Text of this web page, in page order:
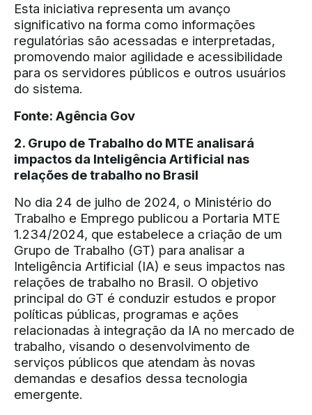
Esta iniciativa representa um avanço
significativo na forma como informações
regulatórias são acessadas e interpretadas,
promovendo maior agilidade e acessibilidade
para os servidores públicos e outros usuários
do sistema.
Fonte: Agência Gov
2. Grupo de Trabalho do MTE analisará
impactos da Inteligência Artificial nas
relações de trabalho no Brasil
No dia 24 de julho de 2024, o Ministério do
Trabalho e Emprego publicou a Portaria MTE
1.234/2024, que estabelece a criação de um
Grupo de Trabalho (GT) para analisar a
Inteligência Artificial (IA) e seus impactos nas
relações de trabalho no Brasil. O objetivo
principal do GT é conduzir estudos e propor
políticas públicas, programas e ações
relacionadas à integração da IA no mercado de
trabalho, visando o desenvolvimento de
serviços públicos que atendam às novas
demandas e desafios dessa tecnologia
emergente.